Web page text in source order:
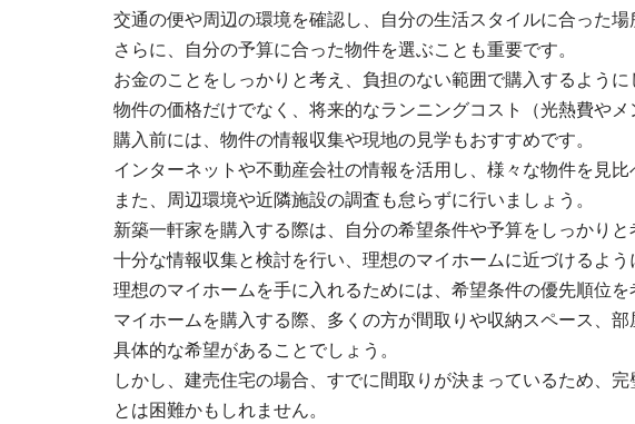
交通の便や周辺の環境を確認し、自分の生活スタイルに合った場
さらに、自分の予算に合った物件を選ぶことも重要です。
お金のことをしっかりと考え、負担のない範囲で購入するように
物件の価格だけでなく、将来的なランニングコスト（光熱費やメ
購入前には、物件の情報収集や現地の見学もおすすめです。
インターネットや不動産会社の情報を活用し、様々な物件を見比
また、周辺環境や近隣施設の調査も怠らずに行いましょう。
新築一軒家を購入する際は、自分の希望条件や予算をしっかりと
十分な情報収集と検討を行い、理想のマイホームに近づけるよう
理想のマイホームを手に入れるためには、希望条件の優先順位を
マイホームを購入する際、多くの方が間取りや収納スペース、
具体的な希望があることでしょう。
しかし、建売住宅の場合、すでに間取りが決まっているため、
とは困難かもしれません。